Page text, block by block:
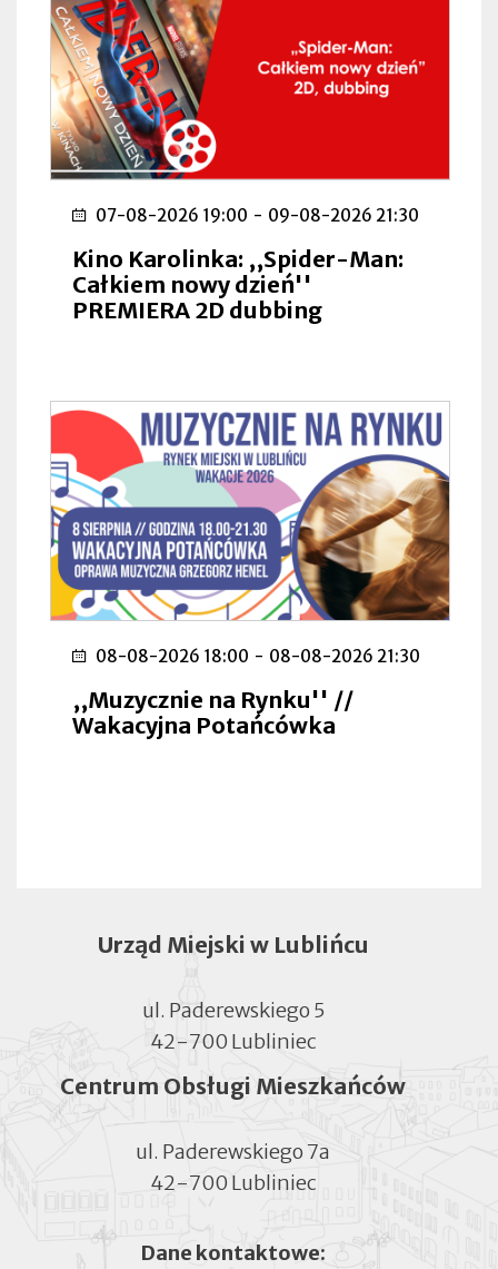
07-08-2026 19:00 - 09-08-2026 21:30
Kino Karolinka: ,,Spider-Man:
Całkiem nowy dzień''
PREMIERA 2D dubbing
08-08-2026 18:00 - 08-08-2026 21:30
,,Muzycznie na Rynku'' //
Wakacyjna Potańcówka
Urząd Miejski w Lublińcu
ul. Paderewskiego 5
42-700 Lubliniec
Centrum Obsługi Mieszkańców
ul. Paderewskiego 7a
42-700 Lubliniec
Dane kontaktowe: